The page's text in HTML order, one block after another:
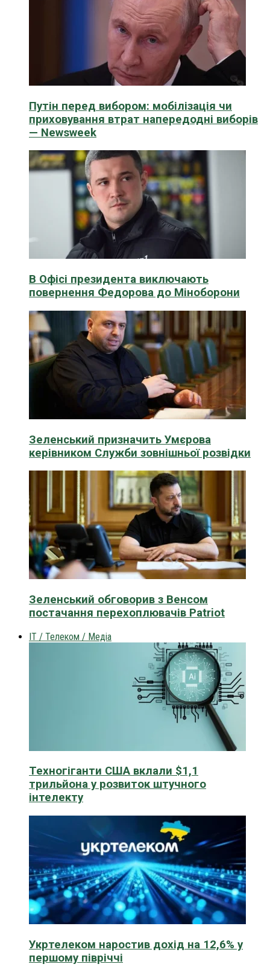
Путін перед вибором: мобілізація чи
приховування втрат напередодні виборів
— Newsweek
В Офісі президента виключають
повернення Федорова до Міноборони
Зеленський призначить Умєрова
керівником Служби зовнішньої розвідки
Зеленський обговорив з Венсом
постачання перехоплювачів Patriot
IT / Телеком / Медіа
Техногіганти США вклали $1,1
трильйона у розвиток штучного
інтелекту
Укртелеком наростив дохід на 12,6% у
першому півріччі